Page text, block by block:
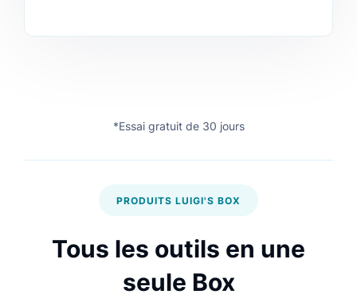
*Essai gratuit de 30 jours
PRODUITS LUIGI'S BOX
Tous les outils en une
seule Box